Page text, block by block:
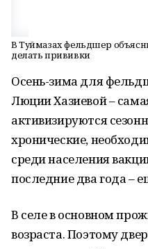
В Туймазах фельдшер
делать прививки
Осень-зима для
Люции Хазиевой –
активизируются
хронические,
среди населения
последние два года –
В селе в основном
возраста. Поэтому